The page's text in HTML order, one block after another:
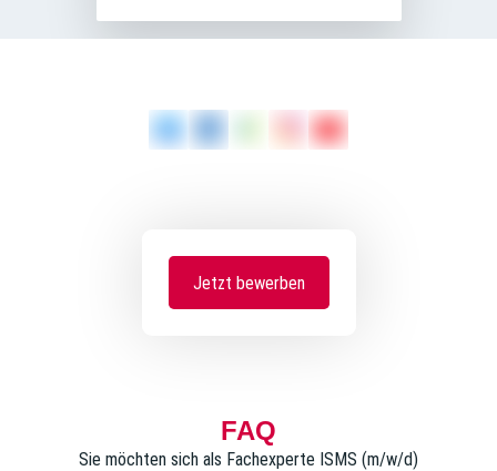
Jetzt bewerben
FAQ
Sie möchten sich als Fachexperte ISMS (m/w/d)